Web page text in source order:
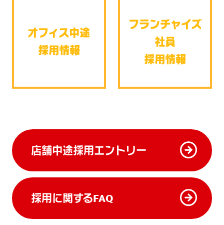
オフィス中途
採用情報
フランチャイズ
社員
採用情報
店舗中途採⽤エントリー
採用に関するFAQ